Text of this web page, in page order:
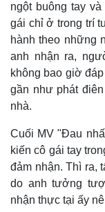
Kinh tế
Bất động sản
Khởi nghiệp
ngột buông tay
gái chỉ ở trong trí
hành theo những
anh nhận ra,
không bao giờ
gần như phát
nhà.
Cuối MV "Đau
kiến cô gái tay
đảm nhận. Thì ra,
do anh tưởng
nhận thực tại ấy